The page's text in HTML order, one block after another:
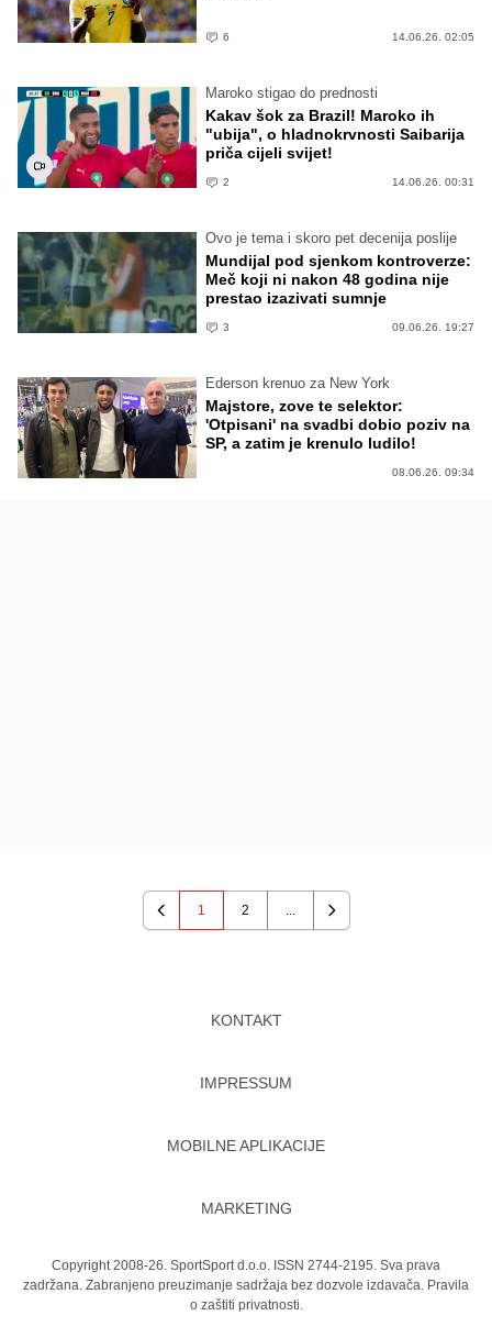
6 14.06.26. 02:05
Maroko stigao do prednosti
Kakav šok za Brazil! Maroko ih
"ubija", o hladnokrvnosti Saibarija
priča cijeli svijet!
2 14.06.26. 00:31
Ovo je tema i skoro pet decenija poslije
Mundijal pod sjenkom kontroverze:
Meč koji ni nakon 48 godina nije
prestao izazivati sumnje
3 09.06.26. 19:27
Ederson krenuo za New York
Majstore, zove te selektor:
'Otpisani' na svadbi dobio poziv na
SP, a zatim je krenulo ludilo!
08.06.26. 09:34
Previous
1 2 ...
Next
KONTAKT
IMPRESSUM
MOBILNE APLIKACIJE
MARKETING
Copyright 2008-26. SportSport d.o.o. ISSN 2744-2195. Sva prava
zadržana. Zabranjeno preuzimanje sadržaja bez dozvole izdavača. Pravila
o zaštiti privatnosti.